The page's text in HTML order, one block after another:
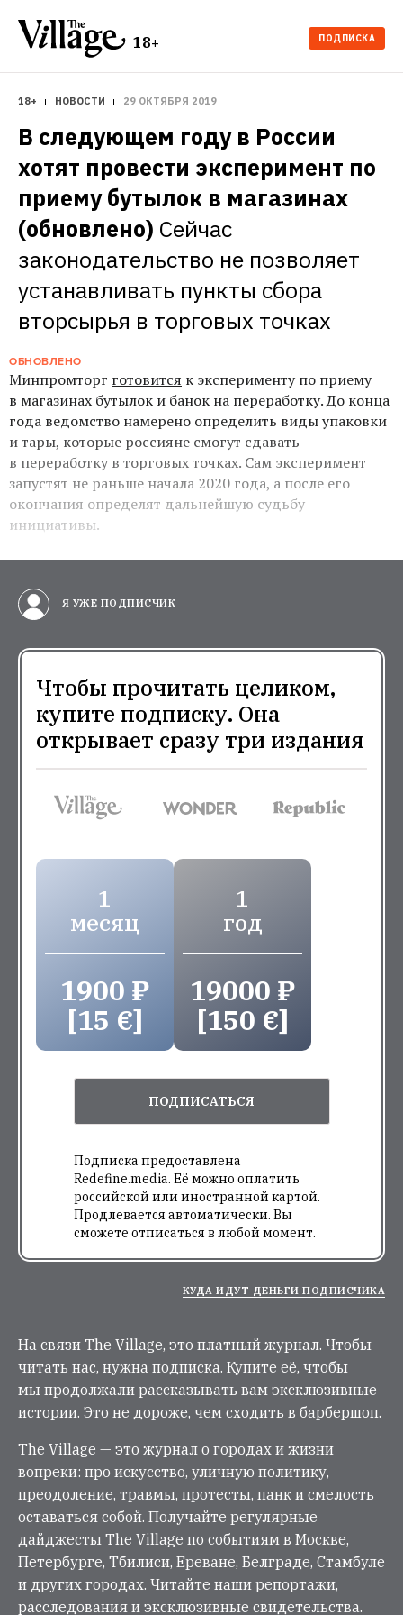
18+ ПОДПИСКА
18+ НОВОСТИ 29 ОКТЯБРЯ 2019
В следующем году в России
хотят провести эксперимент по
приему бутылок в магазинах
(обновлено) Сейчас
законодательство не позволяет
устанавливать пункты сбора
вторсырья в торговых точках
ОБНОВЛЕНО
Минпромторг готовится к эксперименту по приему
в магазинах бутылок и банок на переработку. До конца
года ведомство намерено определить виды упаковки
и тары, которые россияне смогут сдавать
в переработку в торговых точках. Сам эксперимент
запустят не раньше начала 2020 года, а после его
окончания определят дальнейшую судьбу
инициативы.
Я УЖЕ ПОДПИСЧИК
Чтобы прочитать целиком,
купите подписку. Она
открывает сразу три издания
1
месяц
1900 ₽
[15 €]
1
год
19000 ₽
[150 €]
ПОДПИСАТЬСЯ
Подписка предоставлена
Redefine.media. Её можно оплатить
российской или иностранной картой.
Продлевается автоматически. Вы
сможете отписаться в любой момент.
КУДА ИДУТ ДЕНЬГИ ПОДПИСЧИКА
На связи The Village, это платный журнал. Чтобы
читать нас, нужна подписка. Купите её, чтобы
мы продолжали рассказывать вам эксклюзивные
истории. Это не дороже, чем сходить в барбершоп.
The Village — это журнал о городах и жизни
вопреки: про искусство, уличную политику,
преодоление, травмы, протесты, панк и смелость
оставаться собой. Получайте регулярные
дайджесты The Village по событиям в Москве,
Петербурге, Тбилиси, Ереване, Белграде, Стамбуле
и других городах. Читайте наши репортажи,
расследования и эксклюзивные свидетельства.